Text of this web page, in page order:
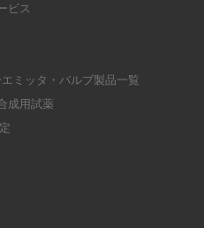
ビス
ミッタ・バルブ製品一覧
成用試薬